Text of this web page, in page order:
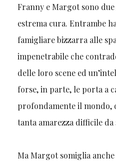
Franny e Margot sono
estrema cura. Entrambe
famigliare bizzarra alle
impenetrabile che
delle loro scene ed
forse, in parte, le porta a
profondamente il mondo,
tanta amarezza difficile da
Ma Margot somiglia anche